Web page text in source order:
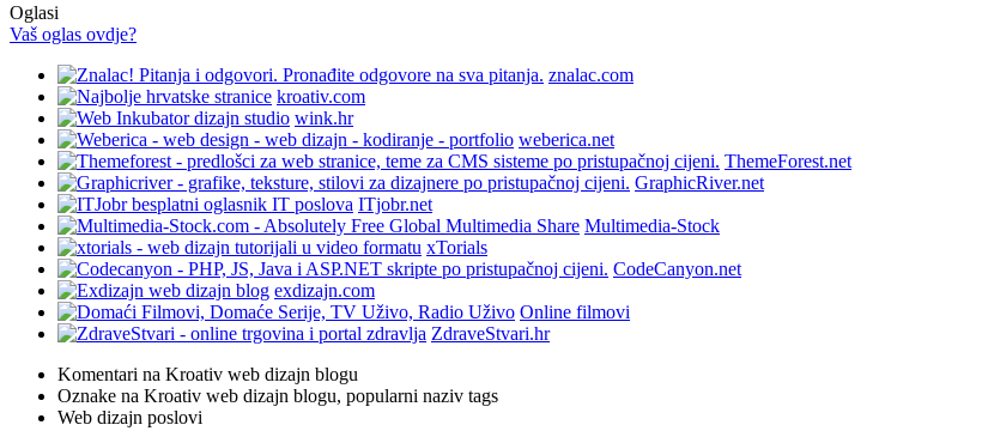
Oglasi
Vaš oglas ovdje?
znalac.com
kroativ.com
wink.hr
weberica.net
ThemeForest.net
GraphicRiver.net
ITjobr.net
Multimedia-Stock
xTorials
CodeCanyon.net
exdizajn.com
Online filmovi
ZdraveStvari.hr
Komentari na Kroativ web dizajn blogu
Oznake na Kroativ web dizajn blogu, popularni naziv tags
Web dizajn poslovi